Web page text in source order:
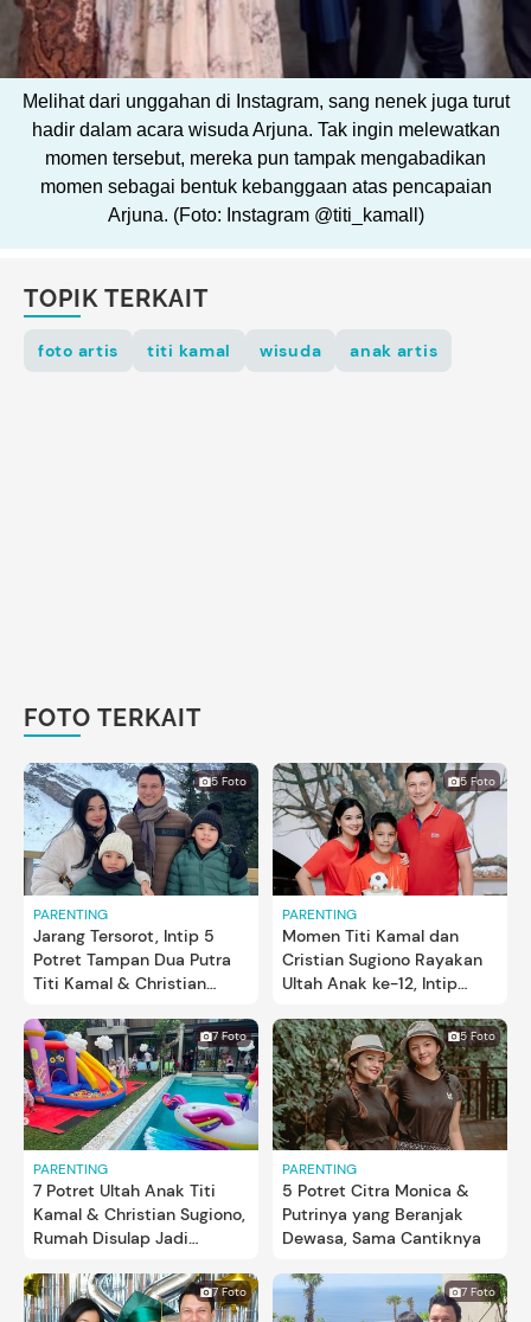
Melihat dari unggahan di Instagram, sang nenek juga turut
hadir dalam acara wisuda Arjuna. Tak ingin melewatkan
momen tersebut, mereka pun tampak mengabadikan
momen sebagai bentuk kebanggaan atas pencapaian
Arjuna. (Foto: Instagram @titi_kamall)
TOPIK TERKAIT
foto artis titi kamal wisuda anak artis
FOTO TERKAIT
5 Foto
PARENTING
Jarang Tersorot, Intip 5
Potret Tampan Dua Putra
Titi Kamal & Christian
5 Foto
PARENTING
Momen Titi Kamal dan
Cristian Sugiono Rayakan
Ultah Anak ke-12, Intip
7 Foto
PARENTING
7 Potret Ultah Anak Titi
Kamal & Christian Sugiono,
Rumah Disulap Jadi
5 Foto
PARENTING
5 Potret Citra Monica &
Putrinya yang Beranjak
Dewasa, Sama Cantiknya
7 Foto 7 Foto